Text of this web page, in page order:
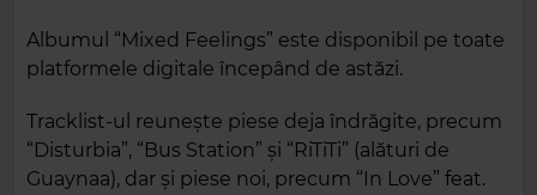
Albumul “Mixed Feelings” este disponibil pe toate
platformele digitale începând de astăzi.
Tracklist-ul reunește piese deja îndrăgite, precum
“Disturbia”, “Bus Station” și “RiTiTi” (alături de
Guaynaa), dar și piese noi, precum “In Love” feat.